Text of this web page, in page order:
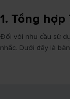
1. Tổng
Đối với nhu cầu sử
nhắc. Dưới đây là